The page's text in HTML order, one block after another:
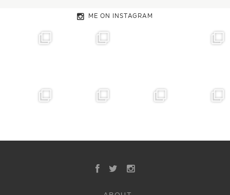
ME ON INSTAGRAM